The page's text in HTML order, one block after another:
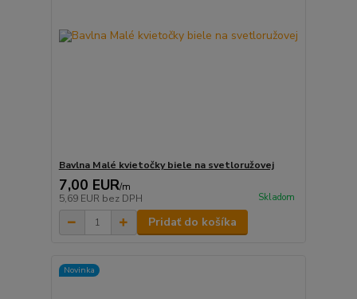
Bavlna Malé kvietočky biele na svetloružovej
7,00 EUR/m
5,69 EUR bez DPH Skladom
Pridať do košíka
Novinka